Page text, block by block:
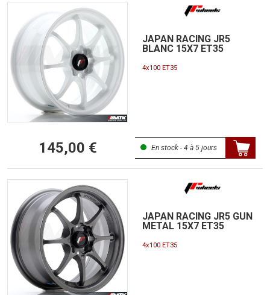
JAPAN RACING JR5
BLANC 15X7 ET35
4x100 ET35
145,00 € En stock - 4 à 5 jours
JAPAN RACING JR5 GUN
METAL 15X7 ET35
4x100 ET35